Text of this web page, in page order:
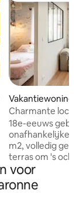
beoordeling van
Vakantiewoning
-Périgord
Charmante
18e-eeuws
onafhankelijke
m2, volledig
terras om 's
in de zon. De
rond een keuken
eiken bar met
voor